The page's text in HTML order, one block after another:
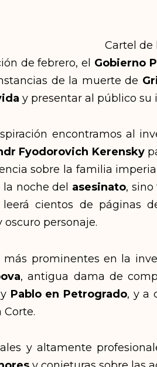
Cartel de
de febrero, el Gobierno
de la muerte de
y presentar al público
encontramos al
Fyodorovich Kerensky
sobre la familia
noche del asesinato,
leerá cientos de páginas
personaje.
prominentes en la
, antigua dama de
Pablo en Petrogrado, y a
y altamente